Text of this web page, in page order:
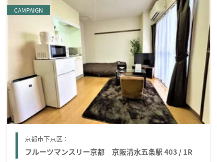
CAMPAIGN
京都市下京区：
フルーツマンスリー京都 京阪清水五条駅 403 / 1R